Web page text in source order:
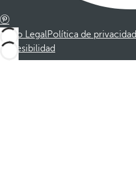
Aviso LegalPolítica de privacidad
Accesibilidad